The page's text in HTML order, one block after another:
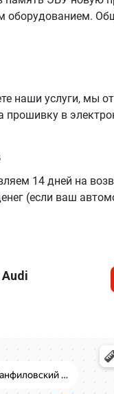
оборудованием.
наши услуги, мы
прошивку в
14 дней на
(если ваш